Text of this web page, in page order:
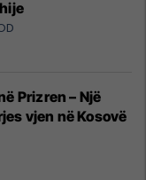
Prizren – Një
vjen në Kosovë